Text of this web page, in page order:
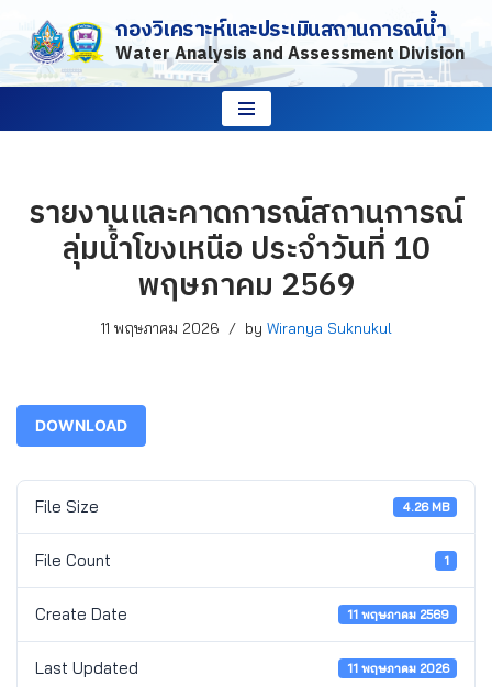
Skip
to
กองวิเคราะห์และประเมินสถานการณ์น้ำ
Water Analysis and Assessment Division
รายงานและคาดการณ์สถานการณ์
ลุ่มน้ำโขงเหนือ ประจำวันที่ 10
พฤษภาคม 2569
11 พฤษภาคม 2026 by Wiranya Suknukul
DOWNLOAD
File Size 4.26 MB
File Count 1
Create Date 11 พฤษภาคม 2569
Last Updated 11 พฤษภาคม 2026